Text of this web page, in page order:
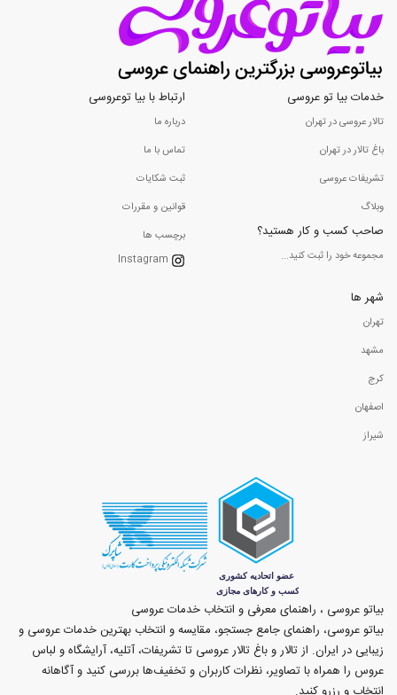
خدمات بیا تو عروسی
تالار عروسی در تهران
باغ تالار در تهران
تشریفات عروسی
وبلاگ
صاحب کسب و کار هستید؟
مجموعه خود را ثبت کنید...
ارتباط با بیا توعروسی
درباره ما
تماس با ما
ثبت شکایات
قوانین و مقررات
برچسب ها
Instagram
شهر ها
تهران
مشهد
کرج
اصفهان
شیراز
بیاتو عروسی ، راهنمای معرفی و انتخاب خدمات عروسی
بیاتو عروسی، راهنمای جامع جستجو، مقایسه و انتخاب بهترین خدمات عروسی و
زیبایی در ایران. از تالار و باغ تالار عروسی تا تشریفات، آتلیه، آرایشگاه و لباس
عروس را همراه با تصاویر، نظرات کاربران و تخفیف‌ها بررسی کنید و آگاهانه